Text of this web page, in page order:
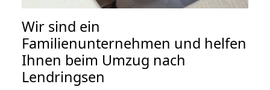
Wir sind ein
Familienunternehmen und helfen
Ihnen beim Umzug nach
Lendringsen